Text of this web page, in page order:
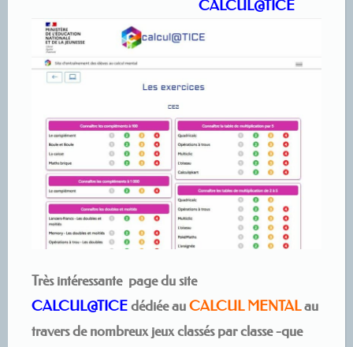
CALCUL@TICE
Très intéressante page du site
CALCUL@TICEdédiée auCALCUL MENTALau
travers de nombreux jeux classés par classe -que